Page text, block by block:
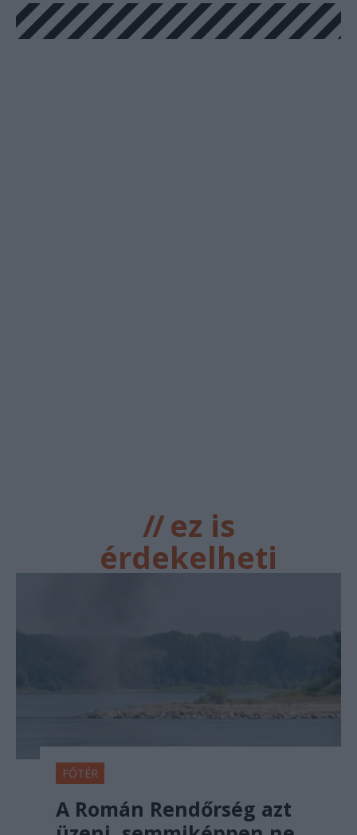
//ez is
érdekelheti
FŐTÉR
A Román Rendőrség azt